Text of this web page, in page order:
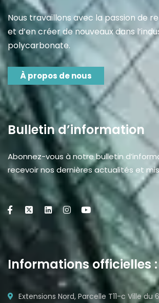
Nous travaillons avec la passion de
et d’en créer de nouveaux dans
polycarbonate.
À propos de nous
Bulletin d’information
Abonnez-vous à notre bulletin
recevoir nos dernières actualités et
Informations officielles :
Extensions Nord, Parcelle T11-c Ville du